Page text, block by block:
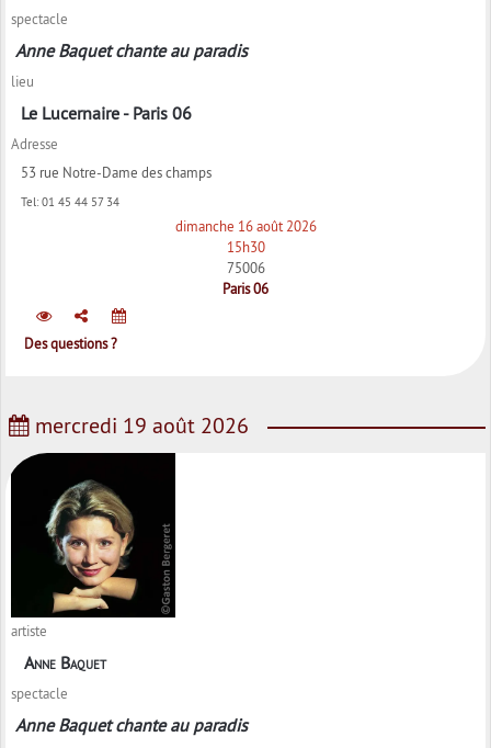
spectacle
Anne Baquet chante au paradis
lieu
Le Lucernaire - Paris 06
Adresse
53 rue Notre-Dame des champs
Tel: 01 45 44 57 34
dimanche 16 août 2026
15h30
75006
Paris 06
Des questions ?
mercredi 19 août 2026
artiste
Anne Baquet
spectacle
Anne Baquet chante au paradis